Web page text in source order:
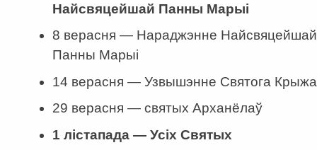
Найсвяцейшай Панны Марыі
8 верасня — Нараджэнне Найсвяцейшай
Панны Марыі
14 верасня — Узвышэнне Святога Крыжа
29 верасня — святых Арханёлаў
1 лістапада — Усіх Святых